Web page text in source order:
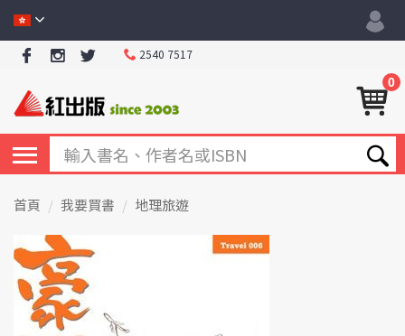
2540 7517
0
首頁 我要買書 地理旅遊